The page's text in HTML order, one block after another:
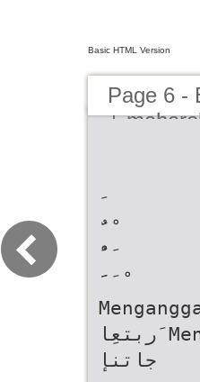
Basic HTML Version
Page 6 -
+